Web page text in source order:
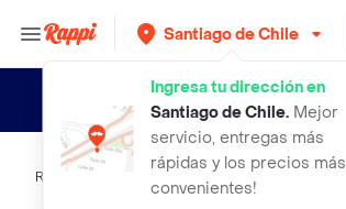
Santiago de Chile
Ingresa tu dirección en
Santiago de Chile. Mejor
servicio, entregas más
rápidas y los precios más
convenientes!
Rappi mermelada de aji verde wenuy 160 gr